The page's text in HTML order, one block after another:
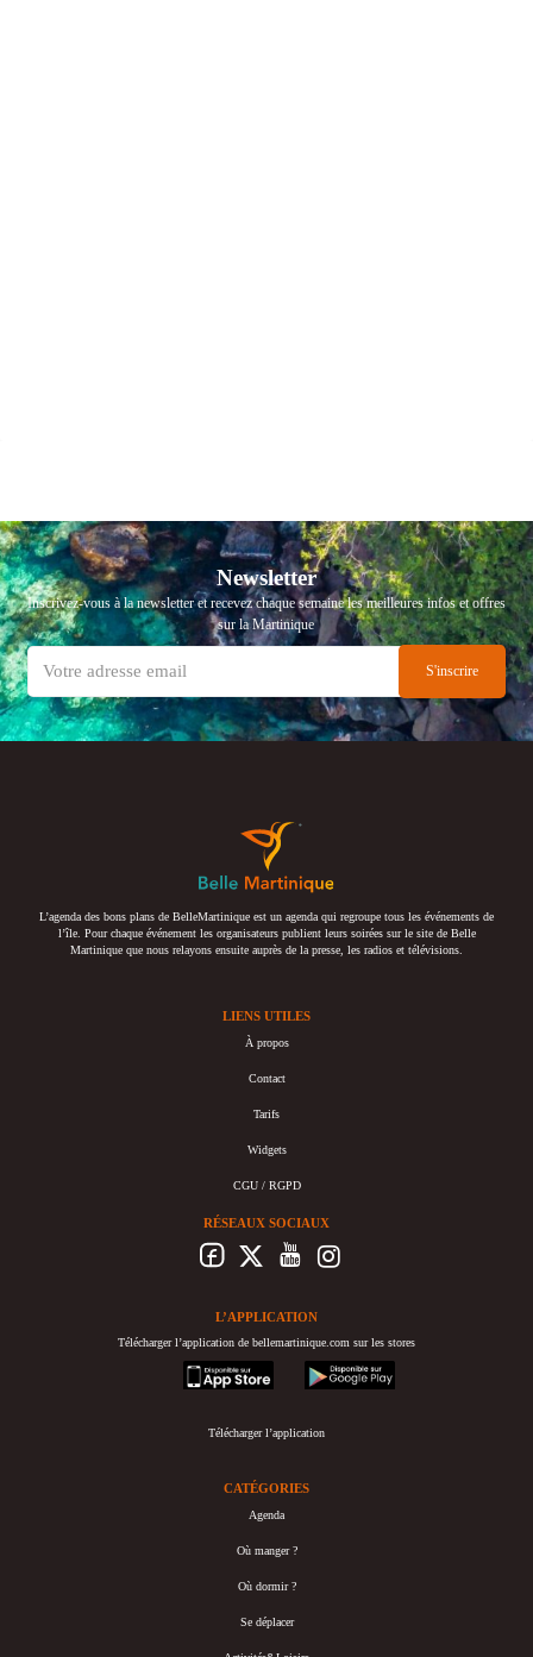
Newsletter
Inscrivez-vous à la newsletter et recevez chaque semaine les meilleures infos et offres
sur la Martinique
L’agenda des bons plans de BelleMartinique est un agenda qui regroupe tous les événements de
l’île. Pour chaque événement les organisateurs publient leurs soirées sur le site de Belle
Martinique que nous relayons ensuite auprès de la presse, les radios et télévisions.
LIENS UTILES
À propos
Contact
Tarifs
Widgets
CGU / RGPD
RÉSEAUX SOCIAUX
L’APPLICATION
Télécharger l’application de bellemartinique.com sur les stores
appstore
googleplay
Télécharger l’application
CATÉGORIES
Agenda
Où manger ?
Où dormir ?
Se déplacer